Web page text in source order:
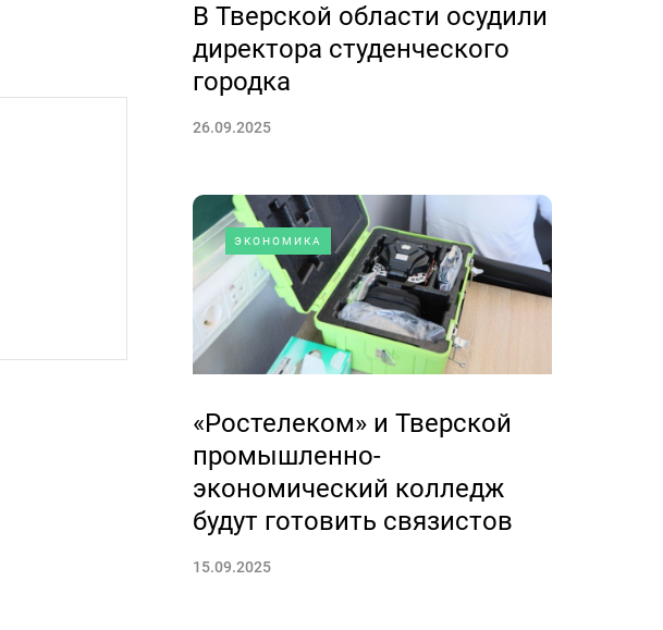
В Тверской области осудили
директора студенческого
городка
26.09.2025
ЭКОНОМИКА
«Ростелеком» и Тверской
промышленно-
экономический колледж
будут готовить связистов
15.09.2025